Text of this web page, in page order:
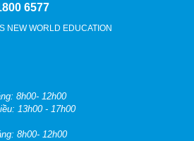
6577
NEW WORLD EDUCATION
8h00- 12h00
- 17h00
12h00